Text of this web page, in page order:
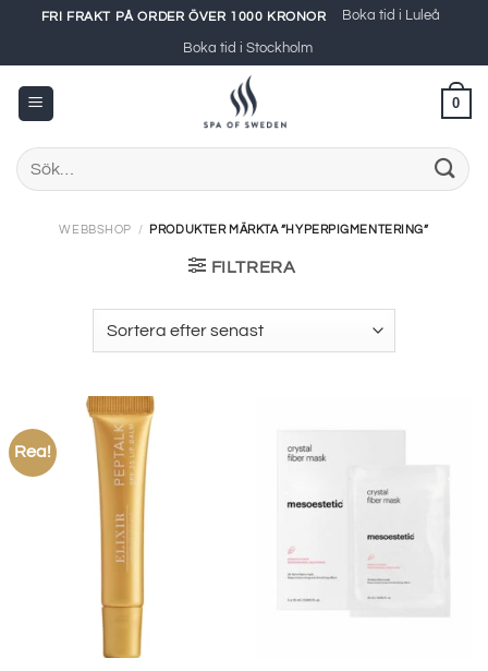
content
FRI FRAKT PÅ ORDER ÖVER 1000 KRONOR Boka tid i Luleå
Boka tid i Stockholm
0
Sök
efter:
WEBBSHOP / PRODUKTER MÄRKTA ”HYPERPIGMENTERING”
FILTRERA
Rea!